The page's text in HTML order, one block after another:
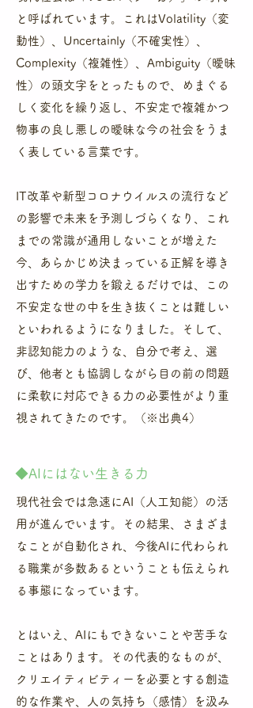
と呼ばれています。これはVolatility（変
動性）、Uncertainly（不確実性）、
Complexity（複雑性）、Ambiguity（曖昧
性）の頭文字をとったもので、めまぐる
しく変化を繰り返し、不安定で複雑かつ
物事の良し悪しの曖昧な今の社会をうま
く表している言葉です。
IT改革や新型コロナウイルスの流行など
の影響で未来を予測しづらくなり、これ
までの常識が通用しないことが増えた
今、あらかじめ決まっている正解を導き
出すための学力を鍛えるだけでは、この
不安定な世の中を生き抜くことは難しい
といわれるようになりました。そして、
非認知能力のような、自分で考え、選
び、他者とも協調しながら目の前の問題
に柔軟に対応できる力の必要性がより重
視されてきたのです。（※出典4）
​◆AIにはない生きる力
現代社会では急速にAI（人工知能）の活
用が進んでいます。その結果、さまざま
なことが自動化され、今後AIに代わられ
る職業が多数あるということも伝えられ
る事態になっています。
​とはいえ、AIにもできないことや苦手な
ことはあります。その代表的なものが、
クリエイティビティーを必要とする創造
的な作業や、人の気持ち（感情）を汲み